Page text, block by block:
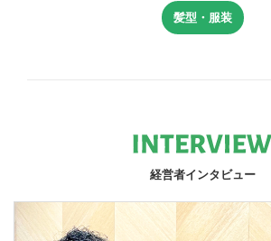
髪型・服装
経営者インタビュー